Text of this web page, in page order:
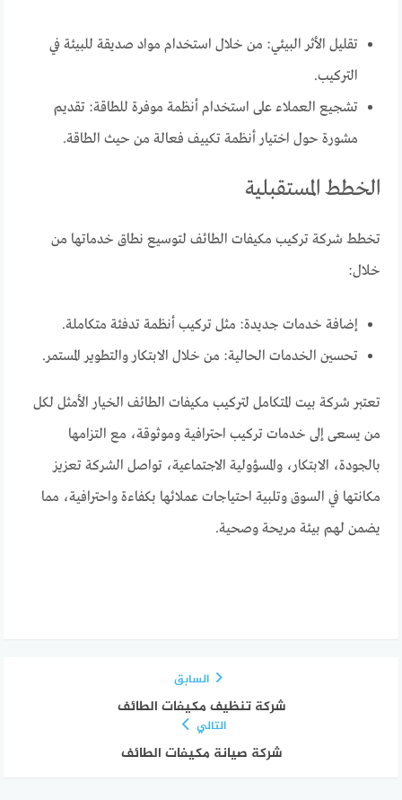
تقليل الأثر البيئي: من خلال استخدام مواد صديقة للبيئة في
التركيب.
تشجيع العملاء على استخدام أنظمة موفرة للطاقة: تقديم
مشورة حول اختيار أنظمة تكييف فعالة من حيث الطاقة.
الخطط المستقبلية
تخطط شركة تركيب مكيفات الطائف لتوسيع نطاق خدماتها من
خلال:
إضافة خدمات جديدة: مثل تركيب أنظمة تدفئة متكاملة.
تحسين الخدمات الحالية: من خلال الابتكار والتطوير المستمر.
تعتبر شركة بيت المتكامل لتركيب مكيفات الطائف الخيار الأمثل لكل
من يسعى إلى خدمات تركيب احترافية وموثوقة، مع التزامها
بالجودة، الابتكار، والمسؤولية الاجتماعية، تواصل الشركة تعزيز
مكانتها في السوق وتلبية احتياجات عملائها بكفاءة واحترافية، مما
يضمن لهم بيئة مريحة وصحية.
السابق
شركة تنظيف مكيفات الطائف
التالي
شركة صيانة مكيفات الطائف